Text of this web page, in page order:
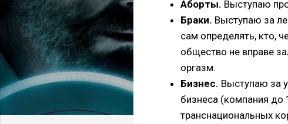
Аборты. Выступаю
Браки. Выступаю за
сам определять, кто,
общество не вправе
оргазм.
Бизнес. Выступаю за
бизнеса (компания до
транснациональных